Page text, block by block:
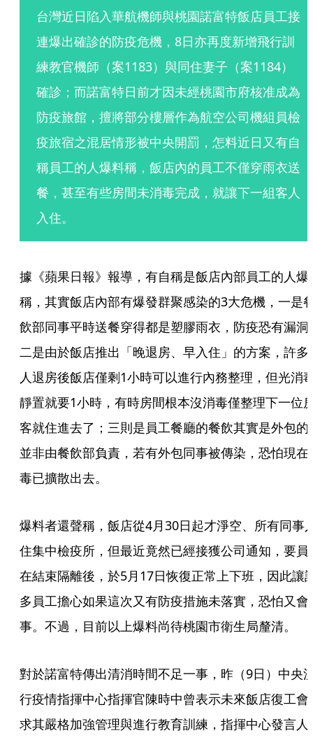
台灣近日陷入華航機師與桃園諾富特飯店員工接
連爆出確診的防疫危機，8日亦再度新增飛行訓
練教官機師（案1183）與同住妻子（案1184）
確診；而諾富特日前才因未經桃園市府核准成為
防疫旅館，擅將部分樓層作為航空公司機組員檢
疫旅宿之混居情形被中央開罰，怎料近日又有自
稱員工的人爆料稱，飯店內的員工不僅穿雨衣送
餐，甚至有些房間未消毒完成，就讓下一組客人
入住。
據《蘋果日報》報導，有自稱是飯店內部員工的人爆
稱，其實飯店內部有爆發群聚感染的3大危機，一是
飲部同事平時送餐穿得都是塑膠雨衣，防疫恐有漏洞
二是由於飯店推出「晚退房、早入住」的方案，許多
人退房後飯店僅剩1小時可以進行內務整理，但光消
靜置就要1小時，有時房間根本沒消毒僅整理下一位
客就住進去了；三則是員工餐廳的餐飲其實是外包的
並非由餐飲部負責，若有外包同事被傳染，恐怕現在
毒已擴散出去。
爆料者還聲稱，飯店從4月30日起才淨空、所有同事
住集中檢疫所，但最近竟然已經接獲公司通知，要員
在結束隔離後，於5月17日恢復正常上下班，因此讓
多員工擔心如果這次又有防疫措施未落實，恐怕又會
事。不過，目前以上爆料尚待桃園市衛生局釐清。
對於諾富特傳出清消時間不足一事，昨（9日）中央
行疫情指揮中心指揮官陳時中曾表示未來飯店復工會
求其嚴格加強管理與進行教育訓練，指揮中心發言人